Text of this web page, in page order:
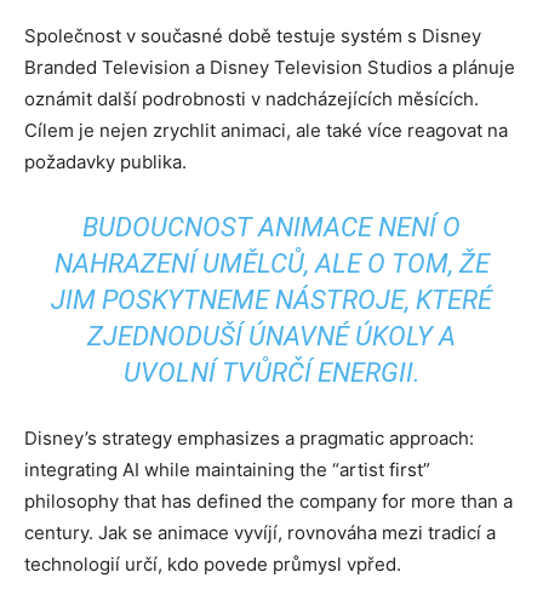
Společnost v současné době testuje systém s Disney
Branded Television a Disney Television Studios a plánuje
oznámit další podrobnosti v nadcházejících měsících.
Cílem je nejen zrychlit animaci, ale také více reagovat na
požadavky publika.
BUDOUCNOST ANIMACE NENÍ O
NAHRAZENÍ UMĚLCŮ, ALE O TOM, ŽE
JIM POSKYTNEME NÁSTROJE, KTERÉ
ZJEDNODUŠÍ ÚNAVNÉ ÚKOLY A
UVOLNÍ TVŮRČÍ ENERGII.
Disney’s strategy emphasizes a pragmatic approach:
integrating AI while maintaining the “artist first”
philosophy that has defined the company for more than a
century. Jak se animace vyvíjí, rovnováha mezi tradicí a
technologií určí, kdo povede průmysl vpřed.